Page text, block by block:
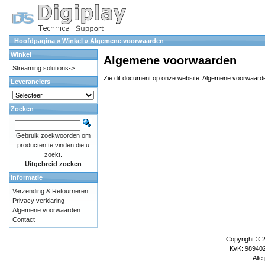
Hoofdpagina » Winkel » Algemene voorwaarden
Algemene voorwaarden
Zie dit document op onze website: Algemene
Winkel
Streaming solutions->
Leveranciers
Zoeken
Gebruik zoekwoorden om
producten te vinden die u
zoekt.
Uitgebreid zoeken
Informatie
Verzending & Retourneren
Privacy verklaring
Algemene voorwaarden
Contact
Copyright ©
KvK:
Alle